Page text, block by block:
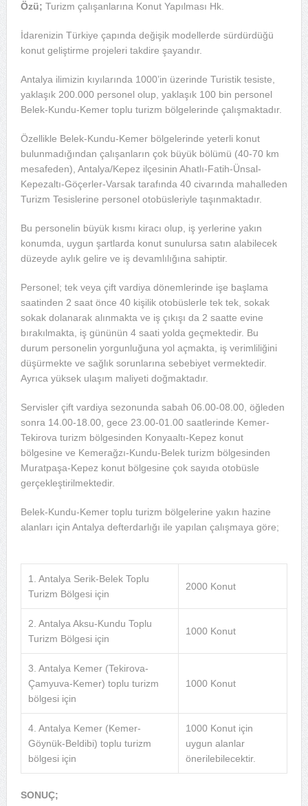
Özü; Turizm çalışanlarına Konut Yapılması Hk.
İdarenizin Türkiye çapında değişik modellerde sürdürdüğü
konut geliştirme projeleri takdire şayandır.
Antalya ilimizin kıyılarında 1000’in üzerinde Turistik tesiste,
yaklaşık 200.000 personel olup, yaklaşık 100 bin personel
Belek-Kundu-Kemer toplu turizm bölgelerinde çalışmaktadır.
Özellikle Belek-Kundu-Kemer bölgelerinde yeterli konut
bulunmadığından çalışanların çok büyük bölümü (40-70 km
mesafeden), Antalya/Kepez ilçesinin Ahatlı-Fatih-Ünsal-
Kepezaltı-Göçerler-Varsak tarafında 40 civarında mahalleden
Turizm Tesislerine personel otobüsleriyle taşınmaktadır.
Bu personelin büyük kısmı kiracı olup, iş yerlerine yakın
konumda, uygun şartlarda konut sunulursa satın alabilecek
düzeyde aylık gelire ve iş devamlılığına sahiptir.
Personel; tek veya çift vardiya dönemlerinde işe başlama
saatinden 2 saat önce 40 kişilik otobüslerle tek tek, sokak
sokak dolanarak alınmakta ve iş çıkışı da 2 saatte evine
bırakılmakta, iş gününün 4 saati yolda geçmektedir. Bu
durum personelin yorgunluğuna yol açmakta, iş verimliliğini
düşürmekte ve sağlık sorunlarına sebebiyet vermektedir.
Ayrıca yüksek ulaşım maliyeti doğmaktadır.
Servisler çift vardiya sezonunda sabah 06.00-08.00, öğleden
sonra 14.00-18.00, gece 23.00-01.00 saatlerinde Kemer-
Tekirova turizm bölgesinden Konyaaltı-Kepez konut
bölgesine ve Kemerağzı-Kundu-Belek turizm bölgesinden
Muratpaşa-Kepez konut bölgesine çok sayıda otobüsle
gerçekleştirilmektedir.
Belek-Kundu-Kemer toplu turizm bölgelerine yakın hazine
alanları için Antalya defterdarlığı ile yapılan çalışmaya göre;
1. Antalya Serik-Belek Toplu
Turizm Bölgesi için
2000 Konut
2. Antalya Aksu-Kundu Toplu
Turizm Bölgesi için
1000 Konut
3. Antalya Kemer (Tekirova-
Çamyuva-Kemer) toplu turizm
bölgesi için
1000 Konut
4. Antalya Kemer (Kemer-
Göynük-Beldibi) toplu turizm
bölgesi için
1000 Konut için
uygun alanlar
önerilebilecektir.
SONUÇ;